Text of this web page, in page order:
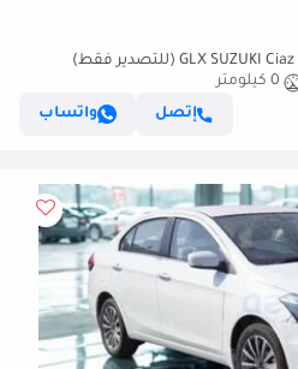
0 كيلومتر
إتصل
واتساب